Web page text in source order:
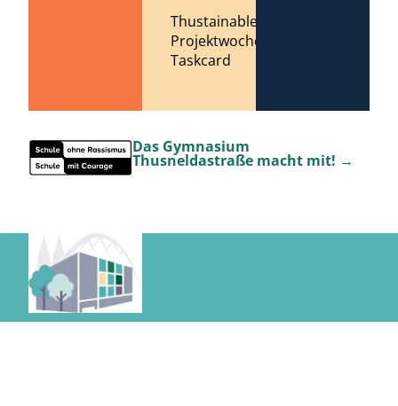
Thustainable
Projektwoche
Taskcard
Das Gymnasium
Thusneldastraße macht mit! →